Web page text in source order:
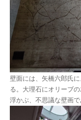
壁面には、矢橋六郎氏
る。大理石にオリーブ
浮かぶ、不思議な壁画